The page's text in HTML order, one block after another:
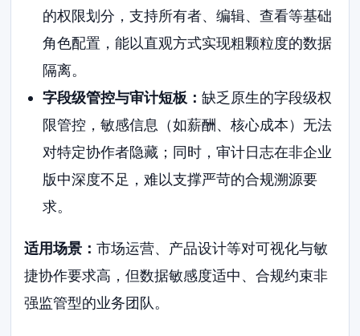
的权限划分，支持所有者、编辑、查看等基础
角色配置，能以直观方式实现粗颗粒度的数据
隔离。
字段级管控与审计短板： 缺乏原生的字段级权
限管控，敏感信息（如薪酬、核心成本）无法
对特定协作者隐藏；同时，审计日志在非企业
版中深度不足，难以支撑严苛的合规溯源要
求。
适用场景：市场运营、产品设计等对可视化与敏
捷协作要求高，但数据敏感度适中、合规约束非
强监管型的业务团队。